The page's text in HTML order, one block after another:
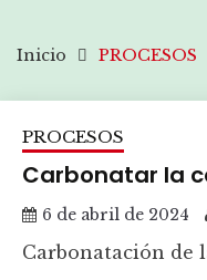
Inicio PROCESOS
PROCESOS
Carbonatar la
6 de abril de 2024
Carbonatación de